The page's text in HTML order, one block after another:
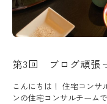
第3回 ブログ頑張
こんにちは！ 住宅コン
ンの住宅コンサルチーム